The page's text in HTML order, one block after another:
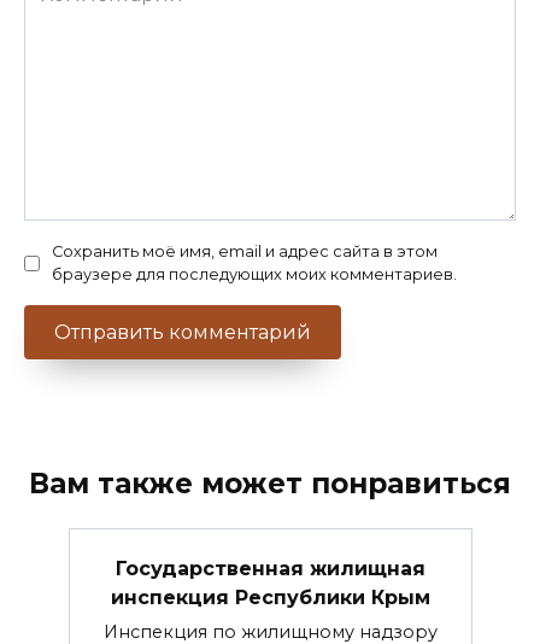
Сохранить моё имя, email и адрес сайта в этом
браузере для последующих моих комментариев.
Вам также может понравиться
Государственная жилищная
инспекция Республики Крым
Инспекция по жилищному надзору